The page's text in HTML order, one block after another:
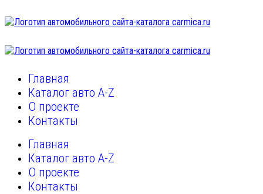
Главная
Каталог авто A-Z
О проекте
Контакты
Главная
Каталог авто A-Z
О проекте
Контакты